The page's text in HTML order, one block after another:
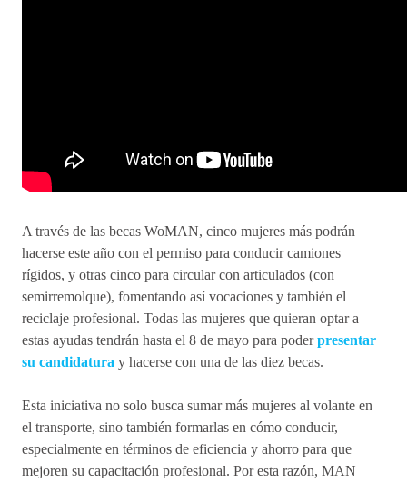
A través de las becas WoMAN, cinco mujeres más podrán
hacerse este año con el permiso para conducir camiones
rígidos, y otras cinco para circular con articulados (con
semirremolque), fomentando así vocaciones y también el
reciclaje profesional. Todas las mujeres que quieran optar a
estas ayudas tendrán hasta el 8 de mayo para poderpresentar
su candidatura y hacerse con una de las diez becas.
Esta iniciativa no solo busca sumar más mujeres al volante en
el transporte, sino también formarlas en cómo conducir,
especialmente en términos de eficiencia y ahorro para que
mejoren su capacitación profesional. Por esta razón, MAN